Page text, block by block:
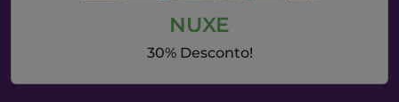
NUXE
30% Desconto!